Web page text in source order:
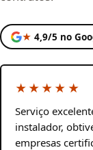
★ 4,9/5 no
★★★★★
Serviço
instalador,
empresas